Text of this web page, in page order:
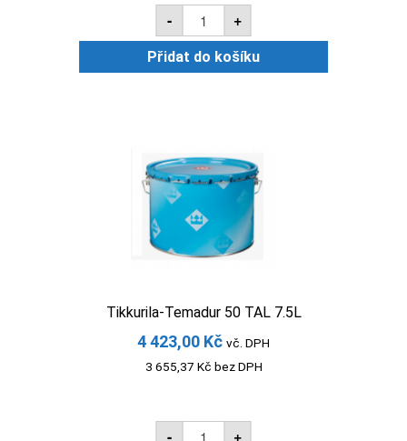
-
Tikkurila-
Temadur
50
TAL
2.25L
+
Přidat do košíku
Tikkurila-Temadur 50 TAL 7.5L
4 423,00 Kč vč. DPH
3 655,37 Kč bez DPH
-
Tikkurila-
+